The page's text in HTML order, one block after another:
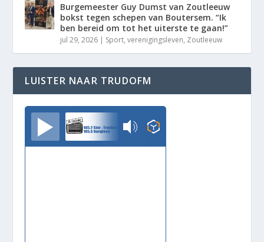
Burgemeester Guy Dumst van Zoutleeuw
bokst tegen schepen van Boutersem. “Ik
ben bereid om tot het uiterste te gaan!”
jul 29, 2026 | Sport,verenigingsleven, Zoutleeuw
LUISTER NAAR TRUDOFM
TrudoFM